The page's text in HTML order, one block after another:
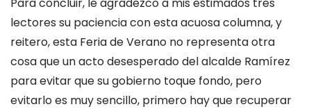
lectores su paciencia con esta acuosa columna, y
reitero, esta Feria de Verano no representa otra
cosa que un acto desesperado del alcalde Ramírez
para evitar que su gobierno toque fondo, pero
evitarlo es muy sencillo, primero hay que recuperar